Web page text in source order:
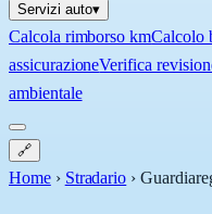
Servizi auto▾
Calcola rimborso kmCalcolo
assicurazioneVerifica
ambientale
🔗
Home › Stradario ›